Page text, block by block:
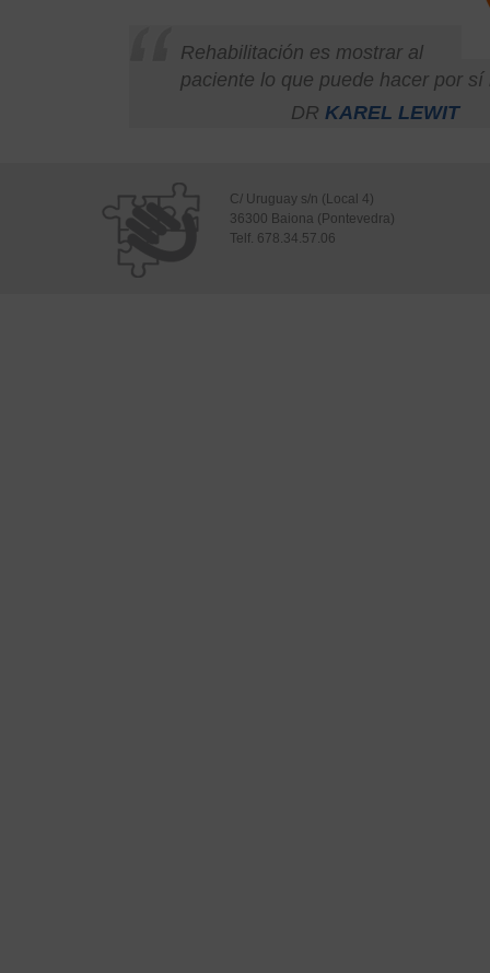
Rehabilitación es mostrar al
paciente lo que puede hacer por sí
DR KAREL LEWIT
C/ Uruguay s/n (Local 4)
36300 Baiona (Pontevedra)
Telf. 678.34.57.06